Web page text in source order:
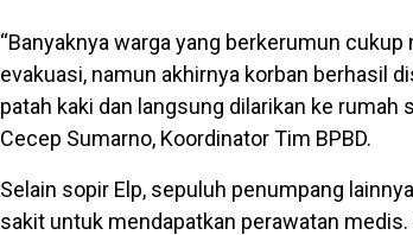
“Banyaknya warga yang berkerumun
evakuasi, namun akhirnya korban berhasil
patah kaki dan langsung dilarikan ke rumah
Cecep Sumarno, Koordinator Tim BPBD.
Selain sopir Elp, sepuluh penumpang
sakit untuk mendapatkan perawatan